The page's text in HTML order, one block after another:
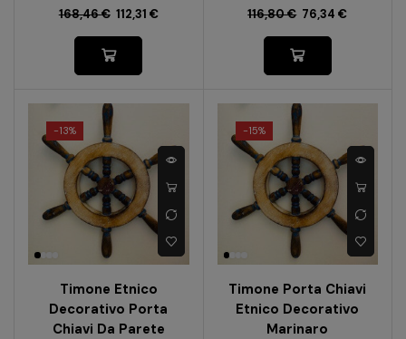
168,46€ 112,31 € 116,80€ 76,34€
-13%
Timone Etnico
Decorativo Porta
Chiavi Da Parete
-15%
Timone Porta Chiavi
Etnico Decorativo
Marinaro